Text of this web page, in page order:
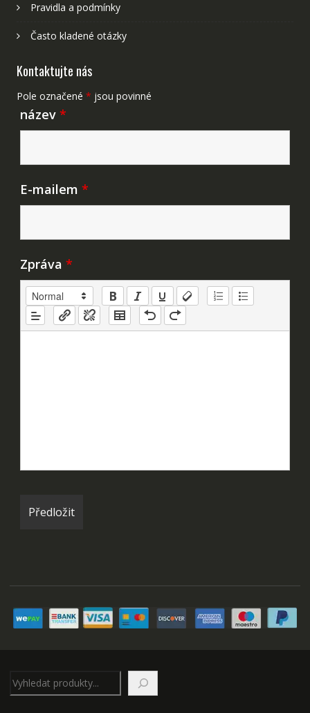
Pravidla a podmínky
Často kladené otázky
Kontaktujte nás
Pole označené * jsou povinné
název *
E-mailem *
Zpráva *